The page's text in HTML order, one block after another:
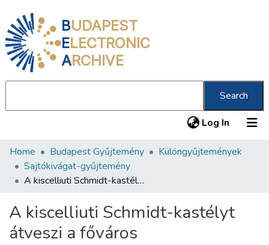
BUDAPEST
ELECTRONIC
ARCHIVE
Search
Log In (current)
Communities & Collections
All of DSpace
About us
Home Budapest Gyűjtemény
Különgyűjtemények
Sajtókivágat-gyűjtemény
A kiscelliuti Schmidt-kastélyt átveszi a főváros
A kiscelliuti Schmidt-kastélyt
átveszi a főváros